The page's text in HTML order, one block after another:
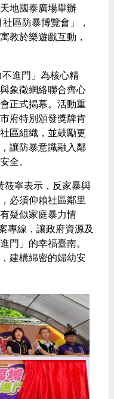
地國泰廣場舉辦
社區防暴博覽會」，
教於樂遊戲互動，
進門」為核心精
象徵網絡聯合齊心
正式揭幕。活動重
府特別頒發獎牌肯
區組織，並鼓勵更
讓防暴意識融入鄰
全。
筱寧表示，反家暴與
必須仰賴社區鄰里
疑似家庭暴力情
專線，讓政府資源及
門」的幸福臺南。
建構綿密的婦幼安